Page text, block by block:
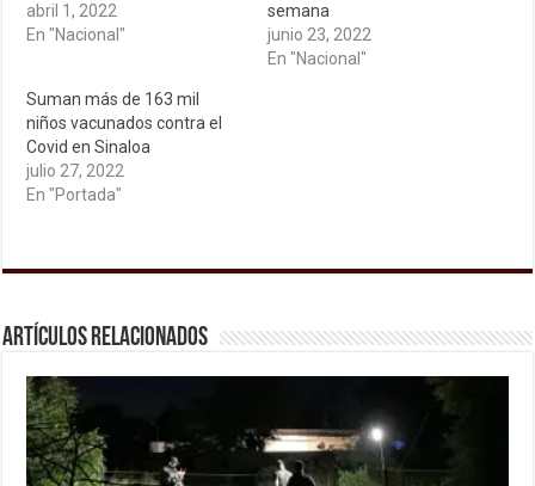
abril 1, 2022
En "Nacional"
semana
junio 23, 2022
En "Nacional"
Suman más de 163 mil
niños vacunados contra el
Covid en Sinaloa
julio 27, 2022
En "Portada"
Artículos relacionados